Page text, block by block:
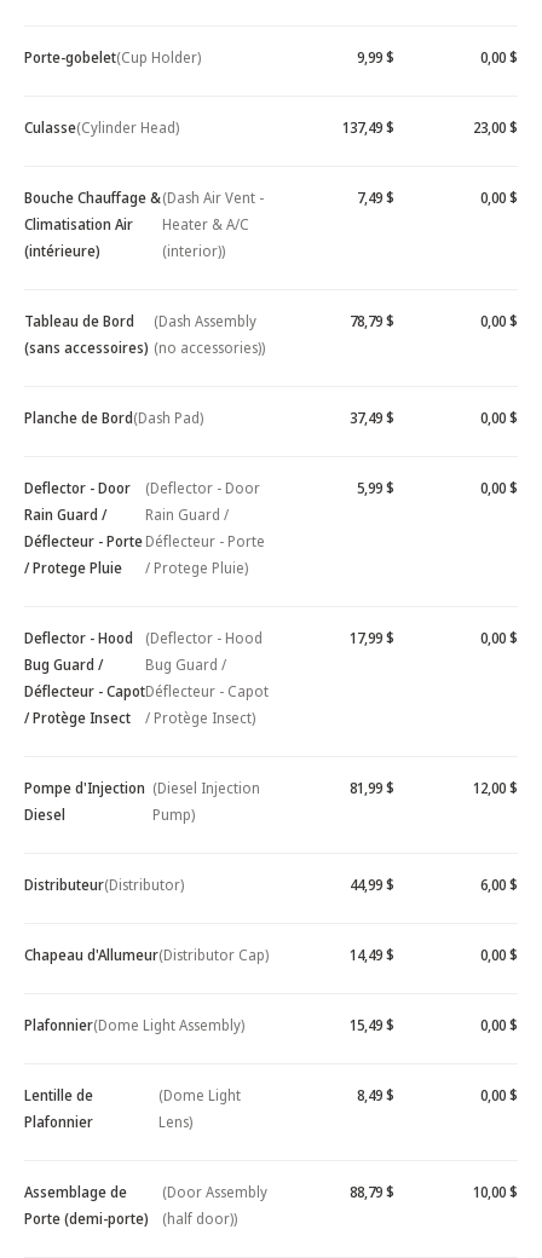
Porte-gobelet(Cup Holder) 9,99 $ 0,00 $
Culasse(Cylinder Head) 137,49 $ 23,00 $
Bouche Chauffage &
Climatisation Air
(intérieure)
(Dash Air Vent -
Heater & A/C
(interior))
7,49 $ 0,00 $
Tableau de Bord
(sans accessoires)
(Dash Assembly
(no accessories))
78,79 $ 0,00 $
Planche de Bord(Dash Pad) 37,49 $ 0,00 $
Deflector - Door
Rain Guard /
Déflecteur - Porte
/ Protege Pluie
(Deflector - Door
Rain Guard /
Déflecteur - Porte
/ Protege Pluie)
5,99 $ 0,00 $
Deflector - Hood
Bug Guard /
Déflecteur - Capot
/ Protège Insect
(Deflector - Hood
Bug Guard /
Déflecteur - Capot
/ Protège Insect)
17,99 $ 0,00 $
Pompe d'Injection
Diesel
(Diesel Injection
Pump)
81,99 $ 12,00 $
Distributeur(Distributor) 44,99 $ 6,00 $
Chapeau d'Allumeur(Distributor Cap) 14,49 $ 0,00 $
Plafonnier(Dome Light Assembly) 15,49 $ 0,00 $
Lentille de
Plafonnier
(Dome Light
Lens)
8,49 $ 0,00 $
Assemblage de
Porte (demi-porte)
(Door Assembly
(half door))
88,79 $ 10,00 $